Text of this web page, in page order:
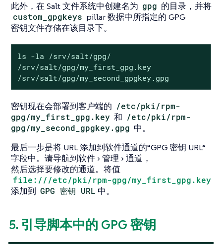
此外，在 Salt 文件系统中创建名为 gpg 的目录，并将
custom_gpgkeys pillar 数据中所指定的 GPG
密钥文件存储在该目录下。
ls -la /srv/salt/gpg/
/srv/salt/gpg/my_first_gpg.key
/srv/salt/gpg/my_second_gpgkey.gpg
密钥现在会部署到客户端的 /etc/pki/rpm-
gpg/my_first_gpg.key 和 /etc/pki/rpm-
gpg/my_second_gpgkey.gpg 中。
最后一步是将 URL 添加到软件通道的“GPG 密钥 URL”
字段中。请导航到软件 管理 通道 ，
然后选择要修改的通道。将值
file:///etc/pki/rpm-gpg/my_first_gpg.key
添加到 GPG 密钥 URL 中。
5. 引导脚本中的 GPG 密钥